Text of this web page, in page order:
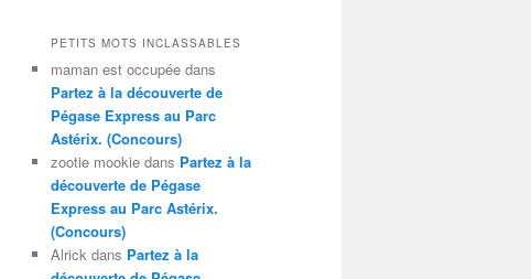
PETITS MOTS INCLASSABLES
maman est occupée dans
Partez à la découverte de
Pégase Express au Parc
Astérix. (Concours)
zootie mookie dans Partez à la
découverte de Pégase
Express au Parc Astérix.
(Concours)
Alrick dans Partez à la